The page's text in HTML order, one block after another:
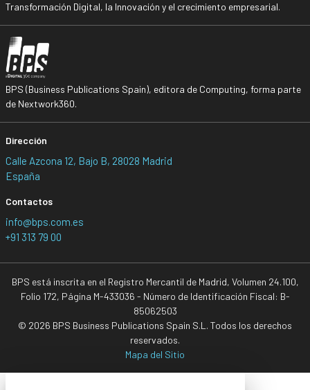
Transformación Digital, la Innovación y el crecimiento empresarial.
BPS (Business Publications Spain), editora de Computing, forma parte
de Nextwork360.
Dirección
Calle Azcona 12, Bajo B, 28028 Madrid
España
Contactos
info@bps.com.es
+91 313 79 00
BPS está inscrita en el Registro Mercantil de Madrid, Volumen 24.100,
Folio 172, Página M-433036 - Número de Identificación Fiscal: B-
85062503
© 2026 BPS Business Publications Spain S.L. Todos los derechos
reservados.
Mapa del Sitio